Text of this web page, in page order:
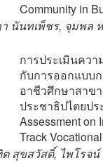
Community in
นันทเพ็ชร, จุมพล
การประเมินควา
กับการออกแบบ
อาชีวศึกษาสาข
ประชาธิปไตยปร
Assessment on
Track
สุขสวัสดิ์, ไพโรจน์